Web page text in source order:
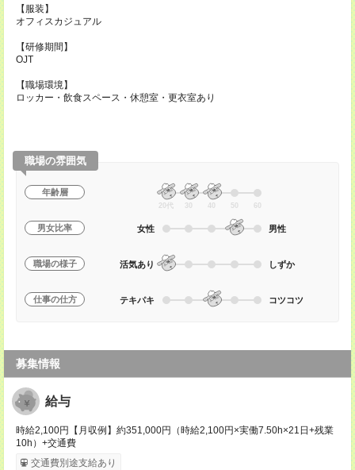
【服装】
オフィスカジュアル
【研修期間】
OJT
【職場環境】
ロッカー・飲食スペース・休憩室・更衣室あり
職場の雰囲気
年齢層
20代 30 40 50 60
男女比率 女性 男性
職場の様子 活気あり しずか
仕事の仕方 テキパキ コツコツ
募集情報
給与
時給2,100円【月収例】約351,000円（時給2,100円×実働7.50h×21日+残業
10h）+交通費
交通費別途支給あり